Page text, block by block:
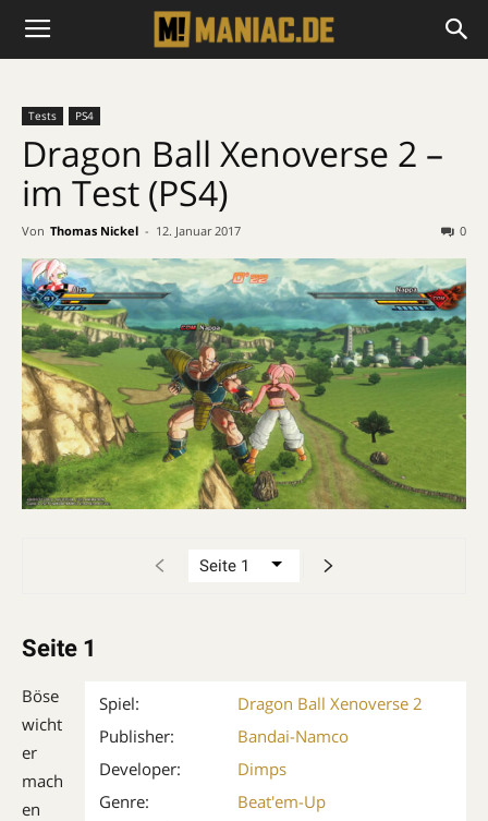
Tests PS4
Dragon Ball Xenoverse 2 –
im Test (PS4)
Von Thomas Nickel - 12. Januar 2017 0
Seite 1
Spiel:
Dragon Ball Xenoverse 2
Publisher:
Bandai-Namco
Developer:
Dimps
Genre:
Beat'em-Up
Böse
wicht
er
mach
en